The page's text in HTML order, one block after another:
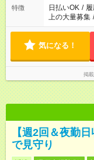
特徴 日払いOK /
上の大量募集 /
気になる！
掲
【週2回＆夜勤
で見守り